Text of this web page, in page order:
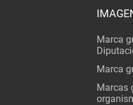
Marca
Marca
Marcas